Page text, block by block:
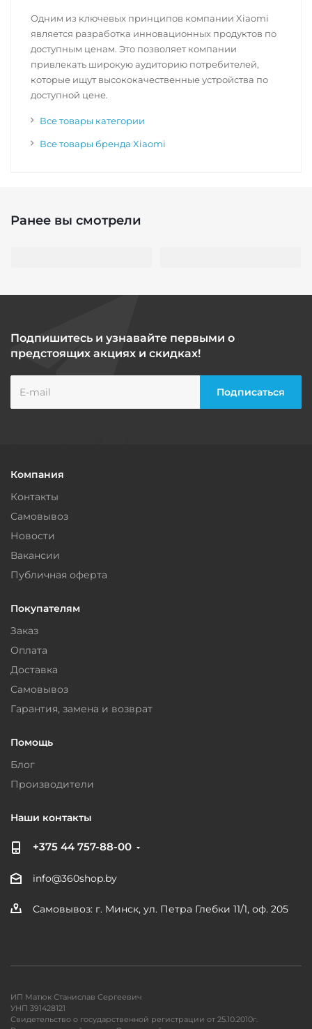
Одним из ключевых принципов компании Xiaomi
является разработка инновационных продуктов по
доступным ценам. Это позволяет компании
привлекать широкую аудиторию потребителей,
которые ищут высококачественные устройства по
доступной цене.
Все товары категории
Все товары бренда Xiaomi
Ранее вы смотрели
Подпишитесь и узнавайте первыми о
предстоящих акциях и скидках!
Компания
Контакты
Самовывоз
Новости
Вакансии
Публичная оферта
Покупателям
Заказ
Оплата
Доставка
Самовывоз
Гарантия, замена и возврат
Помощь
Блог
Производители
Наши контакты
+375 44 757-88-00
info@360shop.by
Самовывоз: г. Минск, ул. Петра Глебки 11/1, оф. 205
ИП Матюк Станислав Сергеевич
УНП 391428121
Свидетельство о государственной регистрации от 25.10.2010г.